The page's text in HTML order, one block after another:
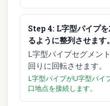
Step4: L字型パイプ
るように整列させます。
L字型パイプセグメン
回りに回転させます。
L字型パイプがU字型パイ
口地点を接続します。